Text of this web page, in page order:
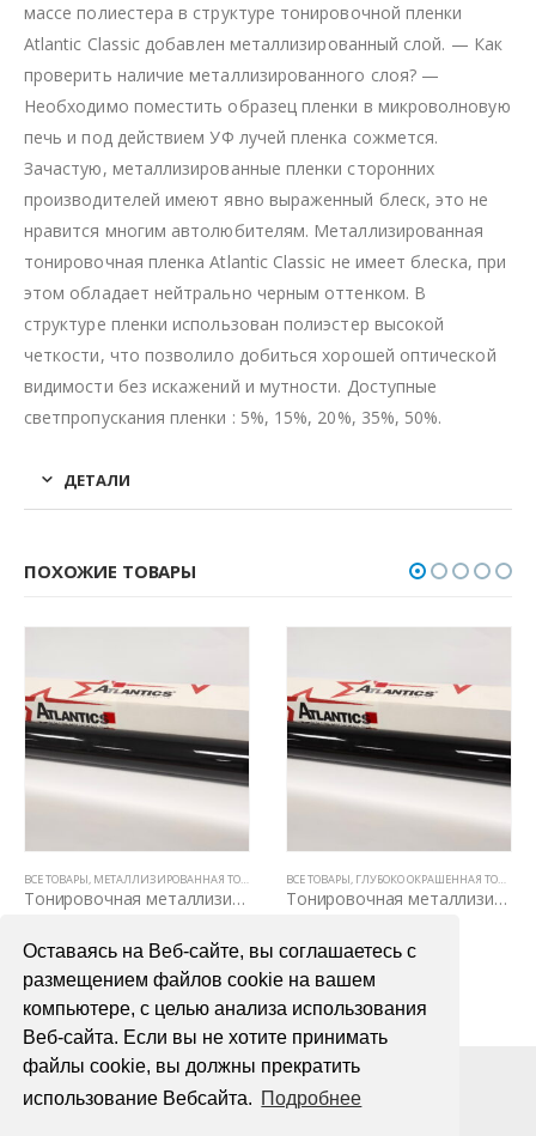
Оставаясь на Веб-сайте, вы соглашаетесь с
размещением файлов cookie на вашем
компьютере, с целью анализа использования
Веб-сайта. Если вы не хотите принимать
файлы cookie, вы должны прекратить
использование Вебсайта. Подробнее
массе полиестера в структуре тонировочной пленки
Atlantic Classic добавлен металлизированный слой. — Как
проверить наличие металлизированного слоя? —
Необходимо поместить образец пленки в микроволновую
печь и под действием УФ лучей пленка сожмется.
Зачастую, металлизированные пленки сторонних
производителей имеют явно выраженный блеск, это не
нравится многим автолюбителям. Металлизированная
тонировочная пленка Atlantic Classic не имеет блеска, при
этом обладает нейтрально черным оттенком. В
структуре пленки использован полиэстер высокой
четкости, что позволило добиться хорошей оптической
видимости без искажений и мутности. Доступные
светпропускания пленки : 5%, 15%, 20%, 35%, 50%.
ДЕТАЛИ
ПОХОЖИЕ ТОВАРЫ
ПЛЕНКА LLUMAR
ВСЕ ТОВАРЫ, МЕТАЛЛИЗИРОВАННАЯ ТОНИРОВКА (5 ЛЕТ) ,ТОНИРОВОЧНЫЕ ПЛЕНКИ
Тонировочная металлизированная пленка Atlantics Classic 15% (1.52м х 1м)
В КОРЗИНУ
ВСЕ ТОВАРЫ, ГЛУБОКО ОКРАШЕННАЯ ТОНИРОВКА (3 ГОДА)
Тонировочная металлизированная пленка Atlantics HP LR 05% (1.52м х 1м)
В КОРЗИНУ